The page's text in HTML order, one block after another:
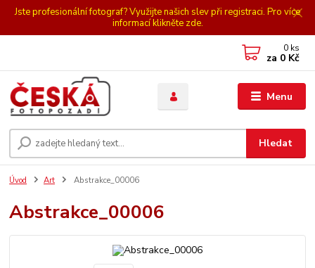
Jste profesionální fotograf? Využijte našich slev při registraci. Pro více
informací klikněte zde.
Menu
Hledat
0 ks
za 0 Kč
Úvod Art Abstrakce_00006
Abstrakce_00006